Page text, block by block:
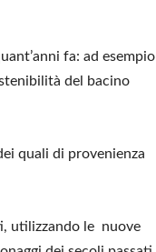
fa: ad esempio
del bacino
quali di provenienza
utilizzando le nuove